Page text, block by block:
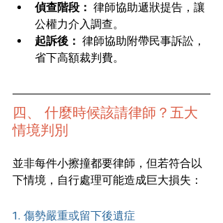
偵查階段： 律師協助遞狀提告，讓
公權力介入調查。
起訴後： 律師協助附帶民事訴訟，
省下高額裁判費。
四、 什麼時候該請律師？五大
情境判別
並非每件小擦撞都要律師，但若符合以
下情境，自行處理可能造成巨大損失：
1. 傷勢嚴重或留下後遺症